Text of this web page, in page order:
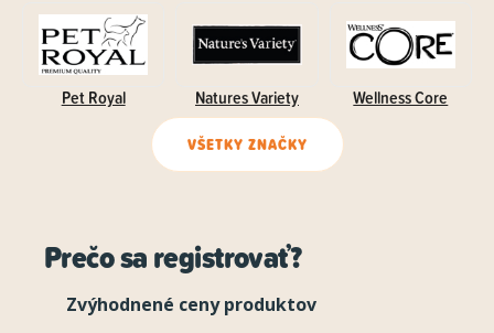
Pet Royal Natures Variety Wellness Core
VŠETKY ZNAČKY
Prečo sa registrovať?
Zvýhodnené ceny produktov